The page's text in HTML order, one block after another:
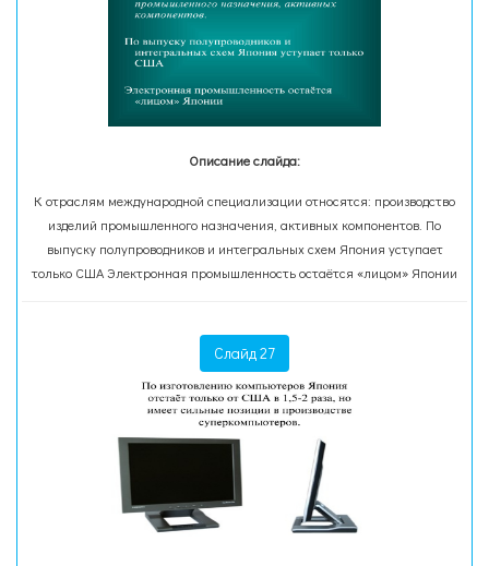
Описание слайда:
К отраслям международной специализации относятся: производство
изделий промышленного назначения, активных компонентов. По
выпуску полупроводников и интегральных схем Япония уступает
только США Электронная промышленность остаётся «лицом» Японии
Слайд 27